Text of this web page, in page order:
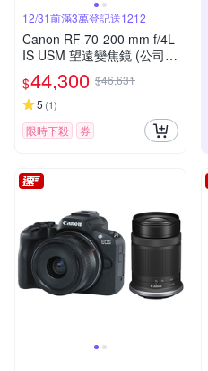
12/31前滿3萬登記送1212
Canon RF 70-200 mm f/4L
IS USM 望遠變焦鏡 (公司
貨)
$44,300 $46,631
5 (1)
限時下殺 券